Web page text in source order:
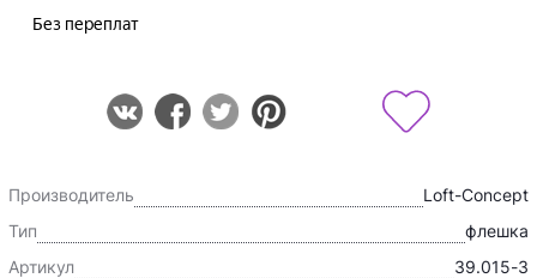
Производитель
Loft-Concept
Тип
флешка
Артикул
39.015-3